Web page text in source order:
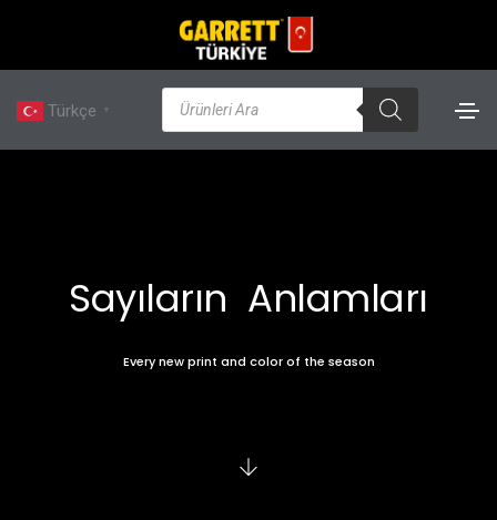
Türkçe ▼
Sayıların Anlamları
Every new print and color of the season